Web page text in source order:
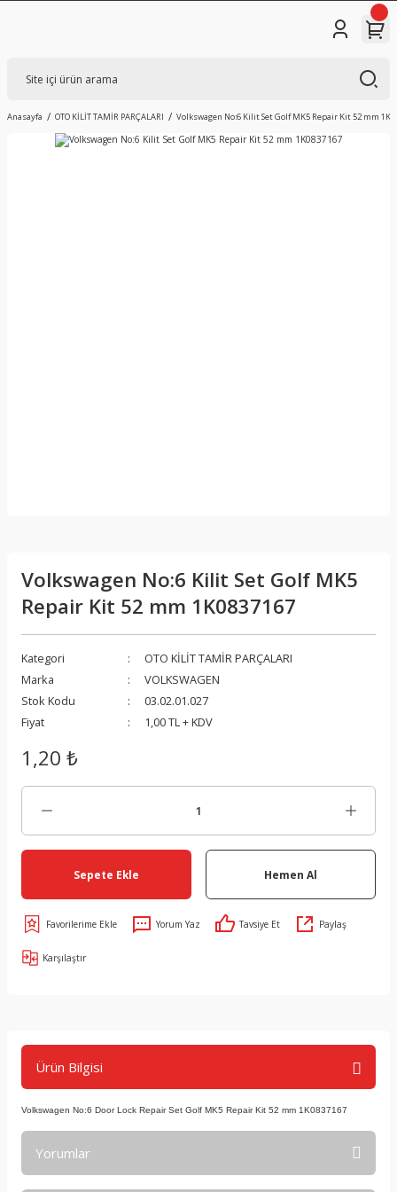
Anasayfa OTO KİLİT TAMİR PARÇALARI Volkswagen No:6 Kilit Set Golf MK5 Repair Kit 52 mm
Volkswagen No:6 Kilit Set Golf MK5
Repair Kit 52 mm 1K0837167
Kategori
OTO KİLİT TAMİR PARÇALARI
Marka
VOLKSWAGEN
Stok Kodu
03.02.01.027
Fiyat
1,00 TL + KDV
1,20 ₺
Sepete Ekle Hemen Al
Yorum Yaz Tavsiye Et Paylaş
Karşılaştır
Ürün Bilgisi
Volkswagen No:6 Door Lock Repair Set Golf MK5 Repair Kit 52 mm 1K0837167
Yorumlar